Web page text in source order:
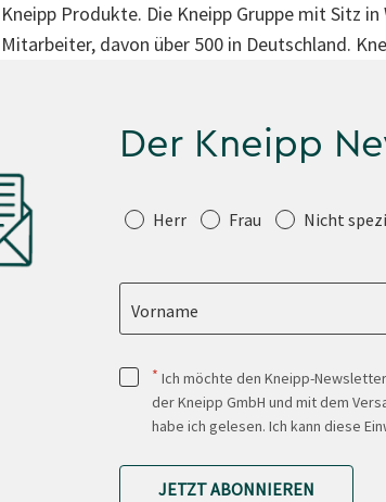
Kneipp Produkte. Die Kneipp Gruppe mit Sitz
Mitarbeiter, davon über 500 in Deutschland.
Der Kneipp
Anrede
Herr Frau Nicht
Vorname
* Ich möchte den Kneipp-
der Kneipp GmbH und mit dem
habe ich gelesen. Ich kann diese
JETZT ABONNIEREN